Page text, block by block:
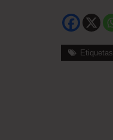
Etiquetas